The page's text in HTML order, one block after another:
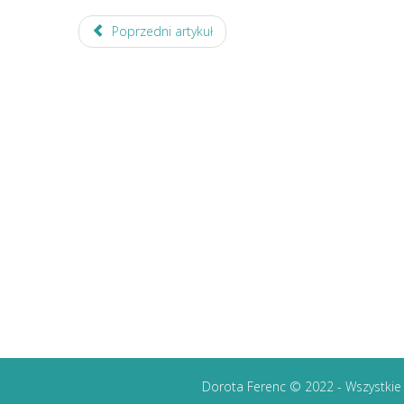
Poprzedni artykuł
Dorota Ferenc © 2022 -